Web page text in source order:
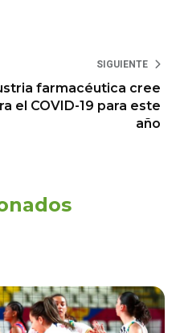
SIGUIENTE
farmacéutica cree
el COVID-19 para este
año